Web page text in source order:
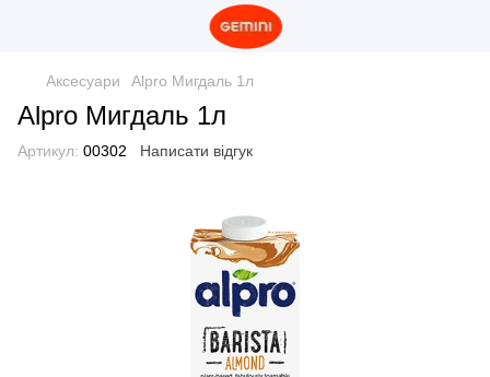
Аксесуари Alpro Мигдаль 1л
Alpro Мигдаль 1л
Артикул: 00302 Написати відгук